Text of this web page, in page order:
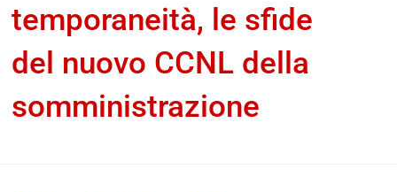
temporaneità, le sfide
del nuovo CCNL della
somministrazione